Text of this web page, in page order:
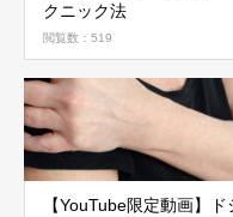
クニック法
閲覧数：519
【YouTube限定動画】ド